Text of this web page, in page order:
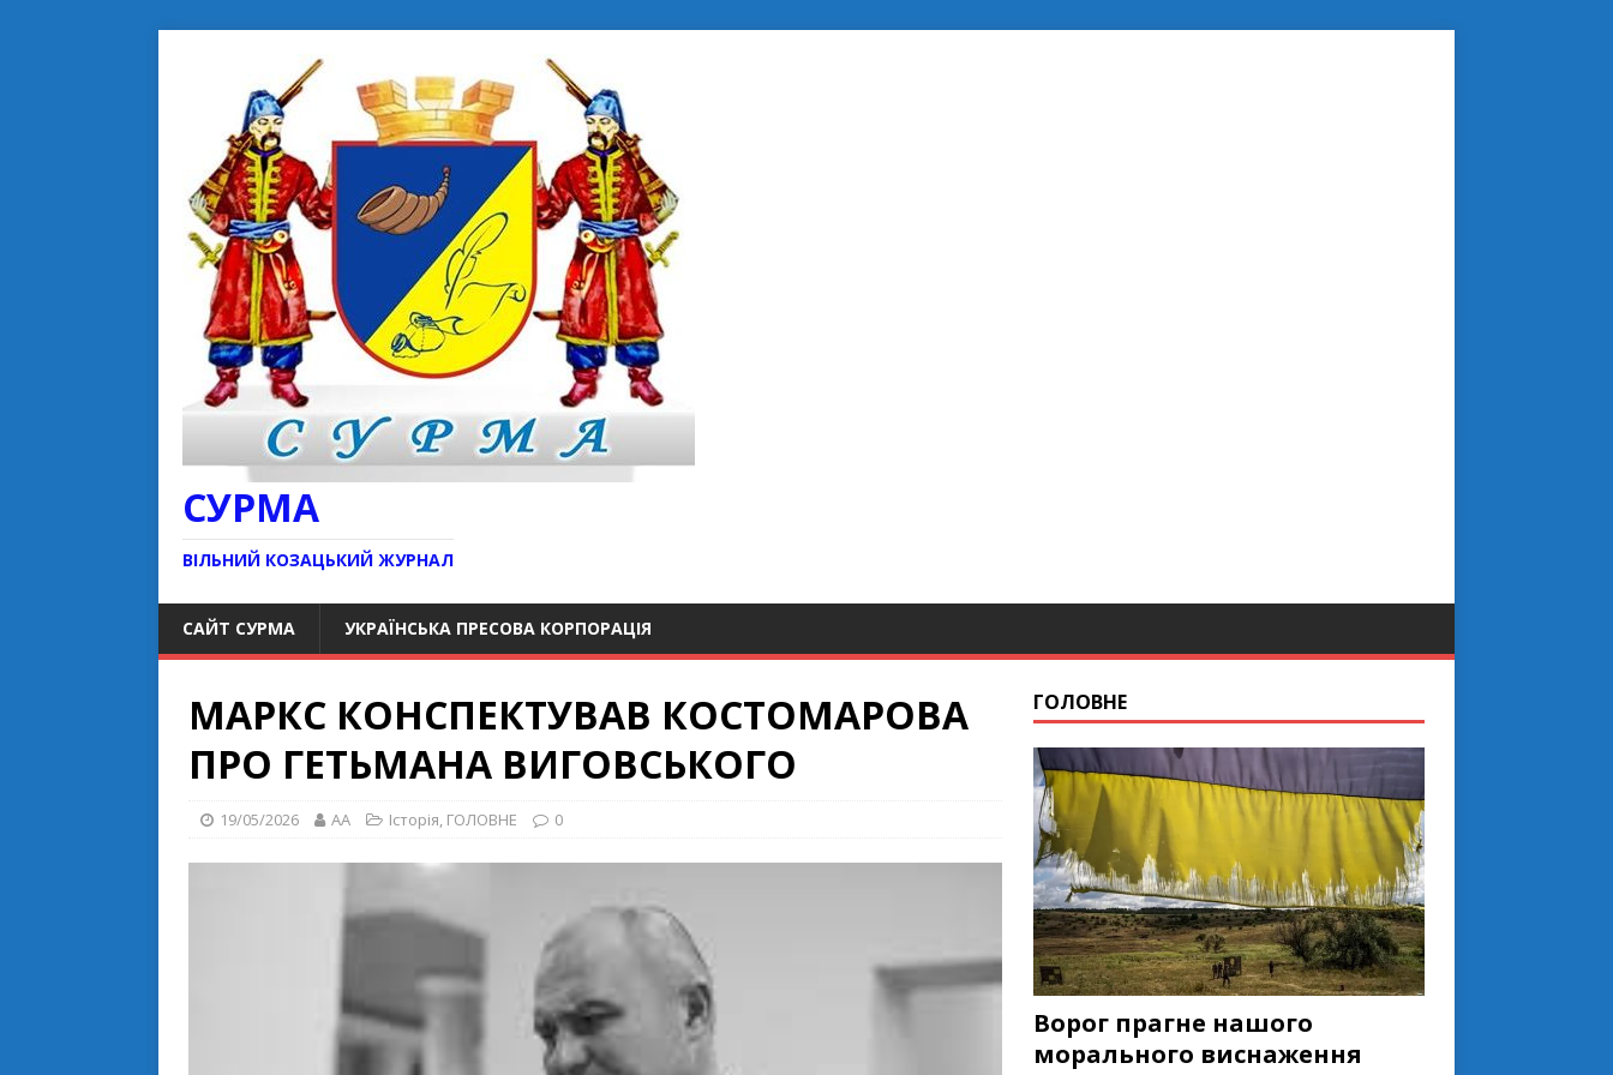
СУРМА
ВІЛЬНИЙ КОЗАЦЬКИЙ ЖУРНАЛ
САЙТ СУРМА УКРАЇНСЬКА ПРЕСОВА КОРПОРАЦІЯ
МАРКС КОНСПЕКТУВАВ КОСТОМАРОВА
ПРО ГЕТЬМАНА ВИГОВСЬКОГО
19/05/2026 AA Історія, ГОЛОВНЕ 0
ГОЛОВНЕ
Ворог прагне нашого
морального виснаження